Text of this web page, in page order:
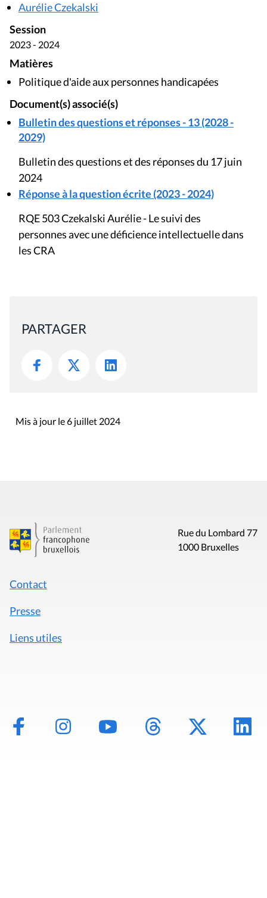
Aurélie Czekalski
Session
2023 - 2024
Matières
Politique d'aide aux personnes handicapées
Document(s) associé(s)
Bulletin des questions et réponses - 13 (2028 -
2029)
Bulletin des questions et des réponses du 17 juin
2024
Réponse à la question écrite (2023 - 2024)
RQE 503 Czekalski Aurélie - Le suivi des
personnes avec une déficience intellectuelle dans
les CRA
PARTAGER
Mis à jour le 6 juillet 2024
Rue du Lombard 77
1000 Bruxelles
Contact
Presse
Liens utiles